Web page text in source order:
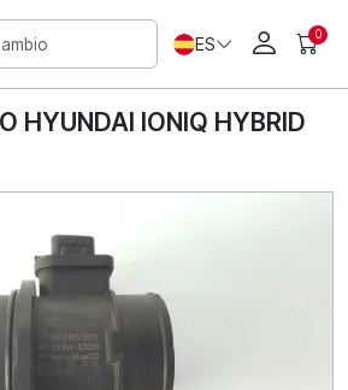
ES 0
HYUNDAI IONIQ HYBRID